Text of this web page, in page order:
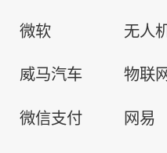
微软 无人
威马汽车 物联网
微信支付 网易